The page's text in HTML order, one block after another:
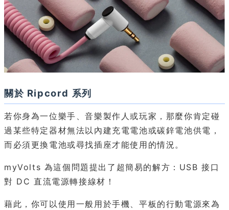
關於 Ripcord 系列
若你身為一位樂手、音樂製作人或玩家，那麼你肯定碰
過某些特定器材無法以內建充電電池或碳鋅電池供電，
而必須更換電池或尋找插座才能使用的情況。
myVolts 為這個問題提出了超簡易的解方：USB 接口
對 DC 直流電源轉接線材！
藉此，你可以使用一般用於手機、平板的行動電源來為